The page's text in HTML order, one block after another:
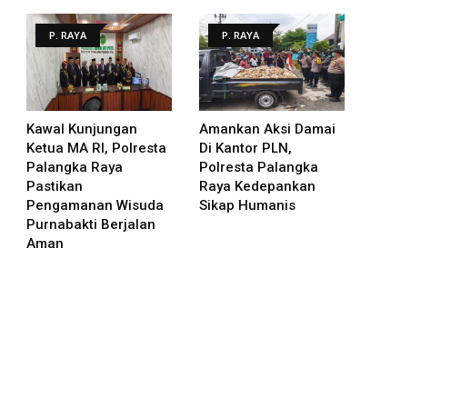
P. RAYA
Kawal Kunjungan
Ketua MA RI, Polresta
Palangka Raya
Pastikan
Pengamanan Wisuda
Purnabakti Berjalan
Aman
P. RAYA
Amankan Aksi Damai
Di Kantor PLN,
Polresta Palangka
Raya Kedepankan
Sikap Humanis